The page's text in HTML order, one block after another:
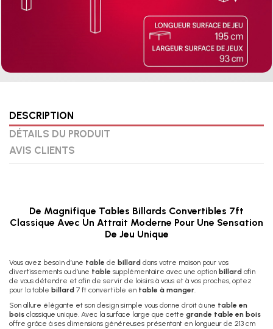
DESCRIPTION
DÉTAILS DU PRODUIT
AVIS CLIENTS
De Magnifique Tables Billards Convertibles 7ft
Classique Avec Un Attrait Moderne Pour Une Sensation
De Jeu Unique
Vous avez besoin d’une table de billard dans votre maison pour vos
divertissements ou d’une table supplémentaire avec une option billard afin
de vous détendre et afin de servir de loisirs à vous et à vos proches, optez
pour la table billard 7 ft convertible en table à manger.
Son allure élégante et son design simple vous donne droit à une table en
bois classique unique. Avec la surface large que cette grande table en bois
offre grâce à ses dimensions généreuses présentant en longueur de 213 cm